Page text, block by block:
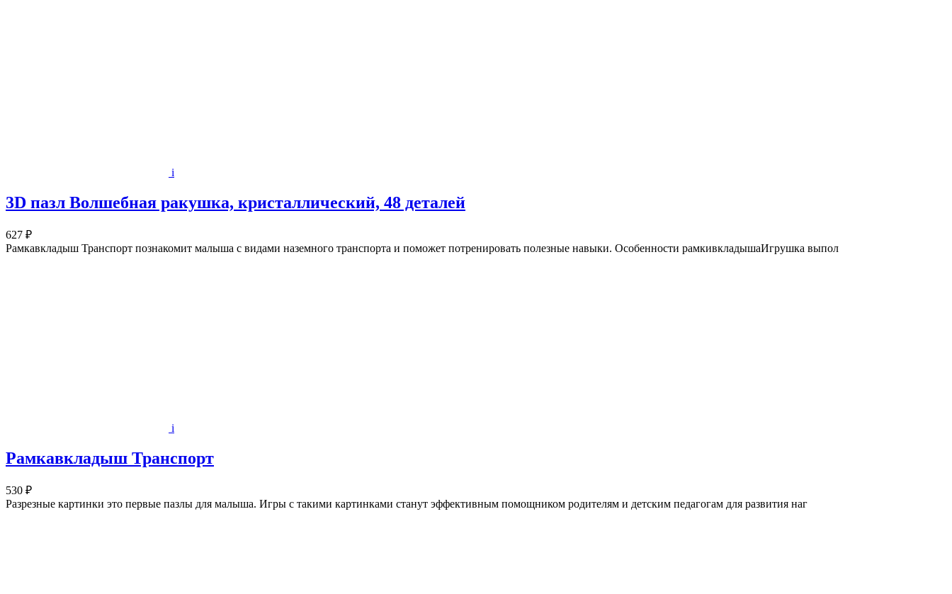
i
3D пазл Волшебная ракушка, кристаллический, 48 деталей
627 ₽
Рамкавкладыш Транспорт познакомит малыша с видами наземного транспорта и поможет потренировать полезные навыки. Особенности рамкивкладышаИгрушка выпол
i
Рамкавкладыш Транспорт
530 ₽
Разрезные картинки это первые пазлы для малыша. Игры с такими картинками станут эффективным помощником родителям и детским педагогам для развития наг